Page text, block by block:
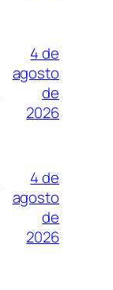
4 de
agosto
de
2026
4 de
agosto
de
2026